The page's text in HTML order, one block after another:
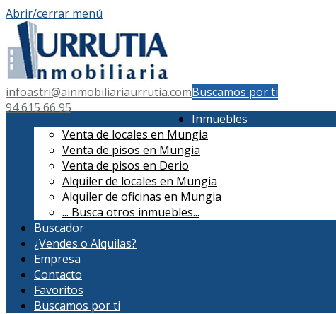
Abrir/cerrar menú
infoastri@ainmobiliariaurrutia.com
94 615 66 95
Buscamos por ti
Inmuebles
Venta de locales en Mungia
Venta de pisos en Mungia
Venta de pisos en Derio
Alquiler de locales en Mungia
Alquiler de oficinas en Mungia
... Busca otros inmuebles...
Buscador
¿Vendes o Alquilas?
Empresa
Contacto
Favoritos
Buscamos por ti